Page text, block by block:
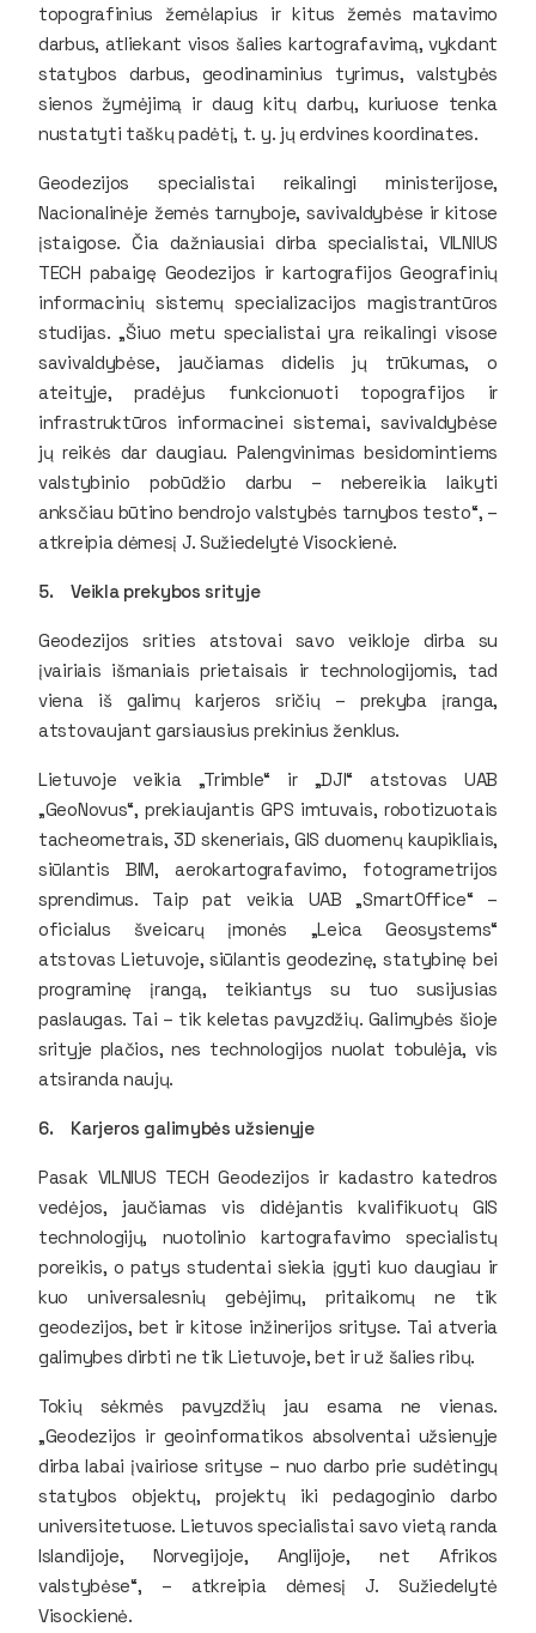
topografinius žemėlapius ir kitus žemės matavimo
darbus, atliekant visos šalies kartografavimą, vykdant
statybos darbus, geodinaminius tyrimus, valstybės
sienos žymėjimą ir daug kitų darbų, kuriuose tenka
nustatyti taškų padėtį, t. y. jų erdvines koordinates.
Geodezijos specialistai reikalingi ministerijose,
Nacionalinėje žemės tarnyboje, savivaldybėse ir kitose
įstaigose. Čia dažniausiai dirba specialistai, VILNIUS
TECH pabaigę Geodezijos ir kartografijos Geografinių
informacinių sistemų specializacijos magistrantūros
studijas. „Šiuo metu specialistai yra reikalingi visose
savivaldybėse, jaučiamas didelis jų trūkumas, o
ateityje, pradėjus funkcionuoti topografijos ir
infrastruktūros informacinei sistemai, savivaldybėse
jų reikės dar daugiau. Palengvinimas besidomintiems
valstybinio pobūdžio darbu – nebereikia laikyti
anksčiau būtino bendrojo valstybės tarnybos testo“, –
atkreipia dėmesį J. Sužiedelytė Visockienė.
5. Veikla prekybos srityje
Geodezijos srities atstovai savo veikloje dirba su
įvairiais išmaniais prietaisais ir technologijomis, tad
viena iš galimų karjeros sričių – prekyba įranga,
atstovaujant garsiausius prekinius ženklus.
Lietuvoje veikia „Trimble“ ir „DJI“ atstovas UAB
„GeoNovus“, prekiaujantis GPS imtuvais, robotizuotais
tacheometrais, 3D skeneriais, GIS duomenų kaupikliais,
siūlantis BIM, aerokartografavimo, fotogrametrijos
sprendimus. Taip pat veikia UAB „SmartOffice“ –
oficialus šveicarų įmonės „Leica Geosystems“
atstovas Lietuvoje, siūlantis geodezinę, statybinę bei
programinę įrangą, teikiantys su tuo susijusias
paslaugas. Tai – tik keletas pavyzdžių. Galimybės šioje
srityje plačios, nes technologijos nuolat tobulėja, vis
atsiranda naujų.
6. Karjeros galimybės užsienyje
Pasak VILNIUS TECH Geodezijos ir kadastro katedros
vedėjos, jaučiamas vis didėjantis kvalifikuotų GIS
technologijų, nuotolinio kartografavimo specialistų
poreikis, o patys studentai siekia įgyti kuo daugiau ir
kuo universalesnių gebėjimų, pritaikomų ne tik
geodezijos, bet ir kitose inžinerijos srityse. Tai atveria
galimybes dirbti ne tik Lietuvoje, bet ir už šalies ribų.
Tokių sėkmės pavyzdžių jau esama ne vienas.
„Geodezijos ir geoinformatikos absolventai užsienyje
dirba labai įvairiose srityse – nuo darbo prie sudėtingų
statybos objektų, projektų iki pedagoginio darbo
universitetuose. Lietuvos specialistai savo vietą randa
Islandijoje, Norvegijoje, Anglijoje, net Afrikos
valstybėse“, – atkreipia dėmesį J. Sužiedelytė
Visockienė.